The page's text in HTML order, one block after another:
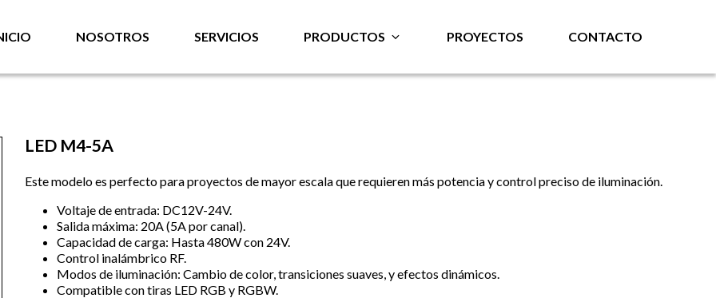
NOSOTROS SERVICIOS PRODUCTOS PROYECTOS CONTACTO
LED M4-5A
Este modelo es perfecto para proyectos de mayor escala que requieren más potencia y control preciso de iluminación.
Voltaje de entrada: DC12V-24V.
Salida máxima: 20A (5A por canal).
Capacidad de carga: Hasta 480W con 24V.
Control inalámbrico RF.
Modos de iluminación: Cambio de color, transiciones suaves, y efectos dinámicos.
Compatible con tiras LED RGB y RGBW.